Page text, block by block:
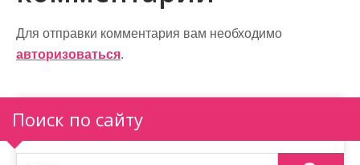
ц
и
я
п
о
Для отправки комментария вам необходимо
авторизоваться.
Поиск по сайту